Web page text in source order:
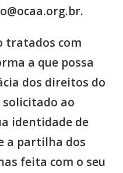
tratados com
a que possa
dos direitos do
ao
identidade de
a partilha dos
feita com o seu